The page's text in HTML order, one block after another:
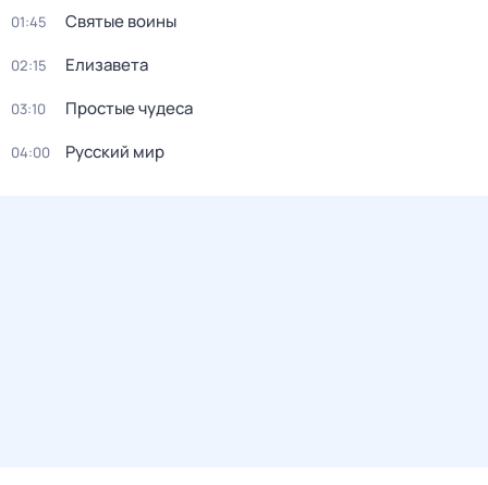
01:45 Святые воины
02:15 Елизавета
03:10 Простые чудеса
04:00 Русский мир